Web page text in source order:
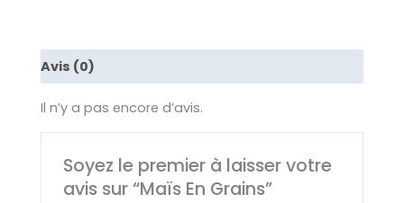
Avis (0)
Il n’y a pas encore d’avis.
Soyez le premier à laisser votre
avis sur “Maïs En Grains”